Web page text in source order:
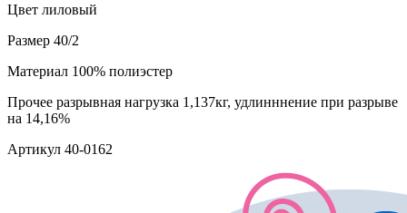
Цвет лиловый
Размер 40/2
Материал 100% полиэстер
Прочее разрывная нагрузка 1,137кг, удлинннение при разрыве
на 14,16%
Артикул 40-0162